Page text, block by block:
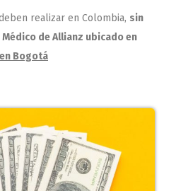
realizar en Colombia, sin
de Allianz ubicado en
en Bogotá